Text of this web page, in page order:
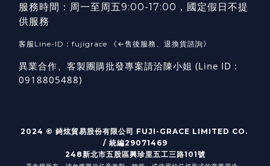
服務時間：周一至周五9:00-17:00，國定假日不提
供服務
客服Line-ID：fujigrace 《←售後服務、退換貨諮詢》
異業合作、客製團購批發專案請洽陳小姐 (Line ID :
0918805488)
2024 © 錡炫貿易股份有限公司 FUJI-GRACE LIMITED CO.
/ 統編29071469
248新北市五股區興珍里五工三路101號